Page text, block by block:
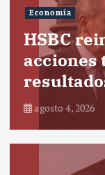
Economía
HSBC
acciones
agosto 4, 2026